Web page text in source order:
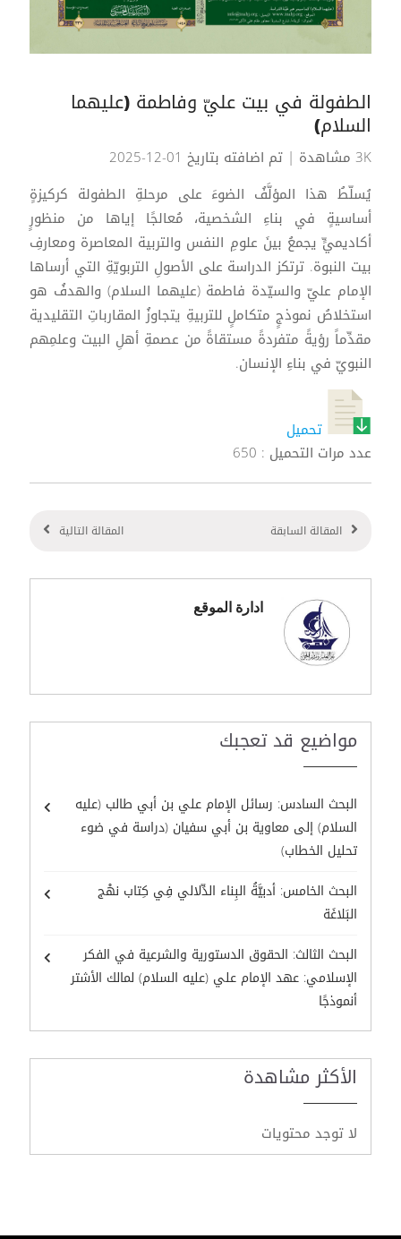
الطفولة في بيت عليّ وفاطمة (عليهما
السلام)
3K مشاهدة
| تم اضافته بتاريخ 01-12-2025
يُسلّطُ هذا المؤلَّفُ الضوءَ على مرحلةِ الطفولة كركيزةٍ
أساسيةٍ في بناءِ الشخصية، مُعالجًا إياها من منظورٍ
أكاديميٍّ يجمعُ بينَ علومِ النفس والتربية المعاصرة ومعارفِ
بيت النبوة. ترتكز الدراسة على الأصولِ التربويّةِ التي أرساها
الإمام عليّ والسيّدة فاطمة (عليهما السلام) والهدفُ هو
استخلاصُ نموذجٍ متكاملٍ للتربيةِ يتجاوزُ المقارباتِ التقليدية
مقدِّماً رؤيةً متفردةً مستقاةً من عصمةِ أهلِ البيت وعلمِهم
النبويّ في بناءِ الإنسان.
تحميل
عدد مرات التحميل : 650
المقالة السابقة المقالة التالية
ادارة الموقع
مواضيع قد تعجبك
البحث السادس: رسائل الإمام علي بن أبي طالب (عليه
السلام) إلى معاوية بن أبي سفيان (دراسة في ضوء
تحليل الخطاب)
البحث الخامس: أدبيَّةُ البِناء الدِّلالي فِي كِتاب نهْج
البَلاغَة
البحث الثالث: الحقوق الدستورية والشرعية في الفكر
الإسلامي: عهد الإمام علي (عليه السلام) لمالك الأشتر
أنموذجًا
الأكثر مشاهدة
لا توجد محتويات